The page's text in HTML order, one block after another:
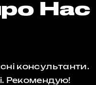
Нас
консультанти.
Рекомендую!